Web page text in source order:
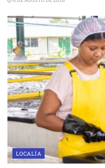
LOCALÍA